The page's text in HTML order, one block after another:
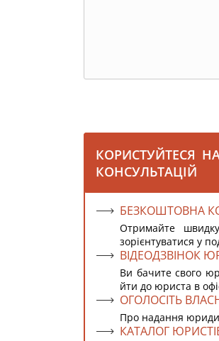
КОРИСТУЙТЕСЯ
КОНСУЛЬТАЦІЙ
БЕЗКОШТОВНА
Отримайте
зорієнтуватися у
ВІДЕОДЗВІНОК
Ви бачите свого
йти до юриста в
ОГОЛОСІТЬ
Про надання
КАТАЛОГ